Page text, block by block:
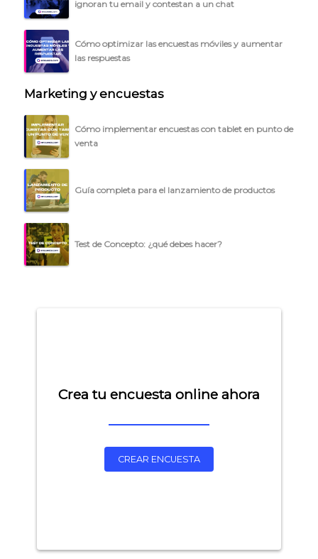
Explorar categorías:
- Artículos destacados
- Consejos para tu encuesta
- Investigación de mercados
- Marketing y encuestas
ignoran tu email y contestan a un chat
Cómo optimizar las encuestas móviles y aumentar
las respuestas
Marketing y encuestas
Cómo implementar encuestas con tablet en punto de
venta
Guía completa para el lanzamiento de productos
Test de Concepto: ¿qué debes hacer?
Crea tu encuesta online ahora
CREAR ENCUESTA